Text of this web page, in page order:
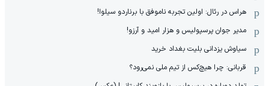
هراس در رئال: اولین تجربه ناموفق با برناردو سیلوا!
مدیر جوان پرسپولیس و هزار امید و آرزو!
سیاوش یزدانی بلیت بغداد خرید
قربانی: چرا هیچ‌کس از تیم ملی نمی‌رود؟